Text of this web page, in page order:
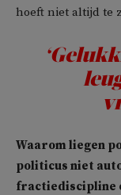
hoeft niet altijd te
Waarom liegen
politicus niet
fractiediscipline